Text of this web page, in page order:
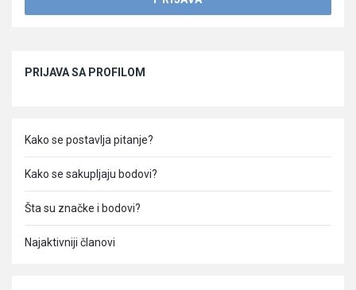
PRIJAVA SA PROFILOM
Kako se postavlja pitanje?
Kako se sakupljaju bodovi?
Šta su značke i bodovi?
Najaktivniji članovi